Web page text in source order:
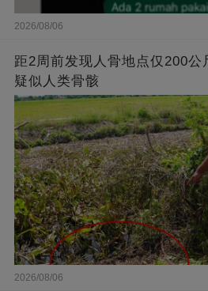
2026/08/06
距2周前发现人骨地点仅200公
疑似人类骨骸
2026/08/06